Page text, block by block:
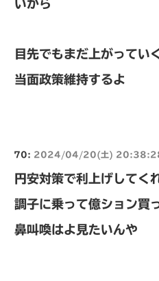
いから
目先でもまだ上がってい
当面政策維持するよ
70: 2024/04/20(土)
円安対策で利上げしてく
調子に乗って億ション買
鼻叫喚はよ見たいんや